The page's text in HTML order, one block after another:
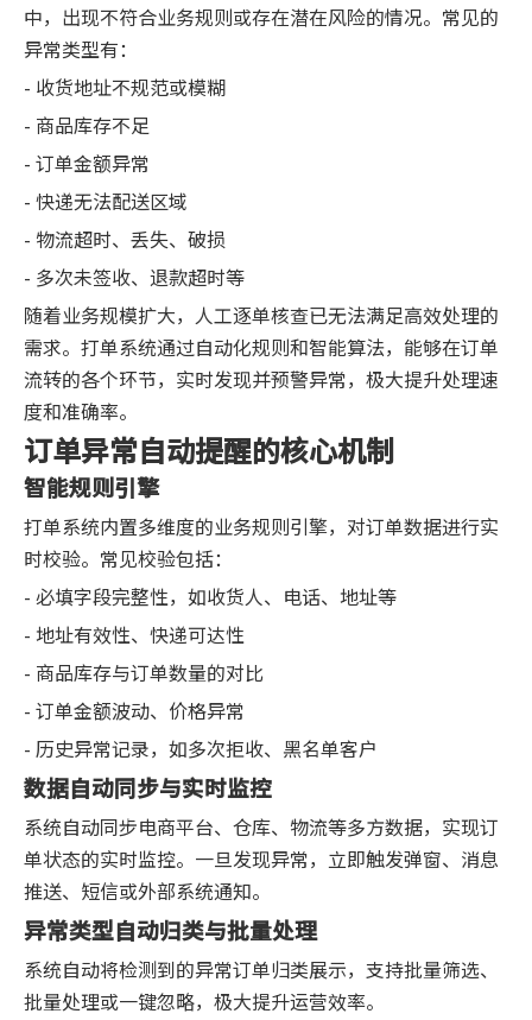
中，出现不符合业务规则或存在潜在风险的情况。常见的
异常类型有：
- 收货地址不规范或模糊
- 商品库存不足
- 订单金额异常
- 快递无法配送区域
- 物流超时、丢失、破损
- 多次未签收、退款超时等
随着业务规模扩大，人工逐单核查已无法满足高效处理的
需求。打单系统通过自动化规则和智能算法，能够在订单
流转的各个环节，实时发现并预警异常，极大提升处理速
度和准确率。
订单异常自动提醒的核心机制
智能规则引擎
打单系统内置多维度的业务规则引擎，对订单数据进行实
时校验。常见校验包括：
- 必填字段完整性，如收货人、电话、地址等
- 地址有效性、快递可达性
- 商品库存与订单数量的对比
- 订单金额波动、价格异常
- 历史异常记录，如多次拒收、黑名单客户
数据自动同步与实时监控
系统自动同步电商平台、仓库、物流等多方数据，实现订
单状态的实时监控。一旦发现异常，立即触发弹窗、消息
推送、短信或外部系统通知。
异常类型自动归类与批量处理
系统自动将检测到的异常订单归类展示，支持批量筛选、
批量处理或一键忽略，极大提升运营效率。